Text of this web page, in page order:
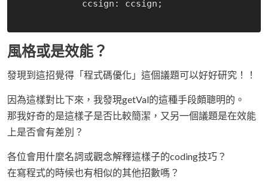
風格或是效能？
發現到這招覺得「程式碼優化」這個議題可以好好研究！！
因為這樣對比下來，我發現getVal的這種手段頗聰明的。
那我好奇的是這樣子是否比較簡潔，又另一個議題是在效能
上是否會有差別？
各位會用什麼名詞或觀念解釋這樣子的coding技巧？
在寫程式的時候也有相似的其他招數嗎？